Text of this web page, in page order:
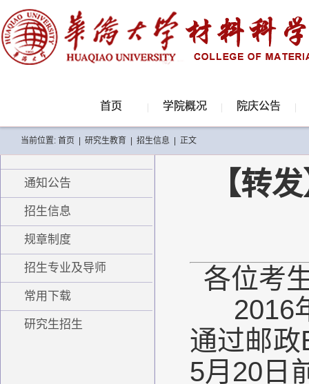
首页 学院概况 院庆公告
当前位置: 首页 研究生教育 招生信息 正文
通知公告
招生信息
规章制度
招生专业及导师
常用下载
研究生招生
【转
各位考
2016
通过邮
5月20日